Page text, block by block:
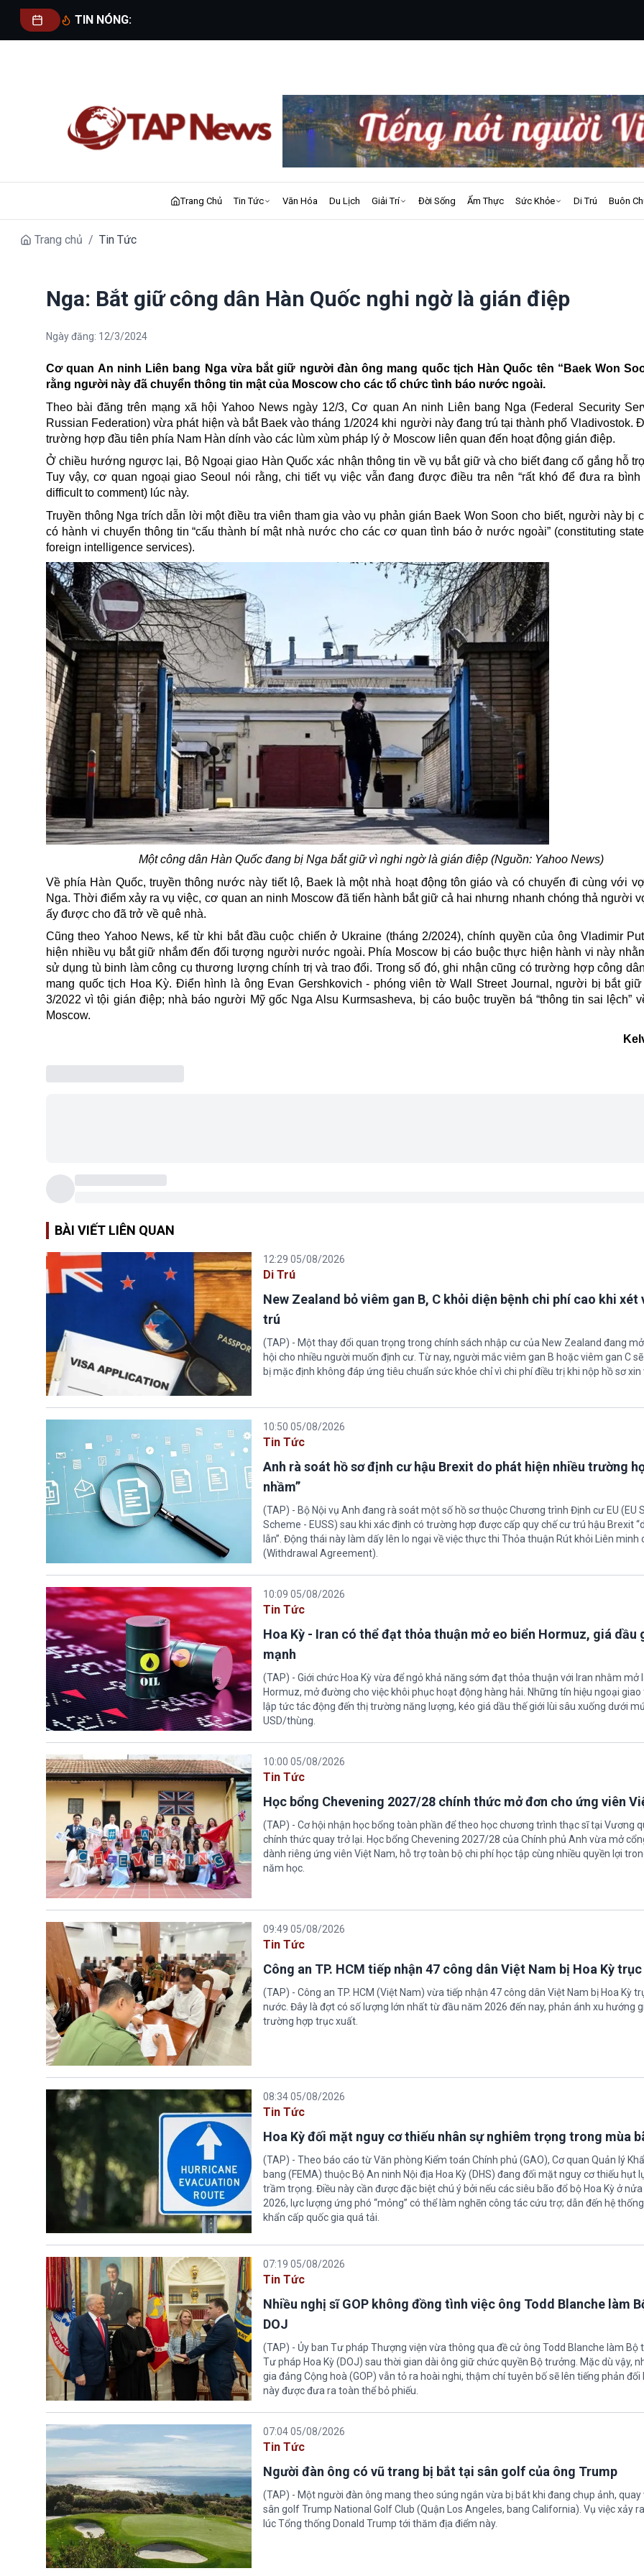
TIN NÓNG:
Trang Chủ Tin Tức Văn Hóa Du Lịch Giải Trí Đời Sống Ẩm Thực Sức Khỏe Di Trú Buôn
Trang chủ / Tin Tức
Nga: Bắt giữ công dân Hàn Quốc nghi ngờ là gián điệp
Ngày đăng: 12/3/2024
Cơ quan An ninh Liên bang Ngavừa bắt giữ người đàn ông mang quốc tịch Hàn Quốc tên “ Baek Won
rằng người này đã chuyển thông tin mật của Moscow cho các tổ chức tình báo nước ngoài.
Theo bài đăng trên mạng xã hội Yahoo News ngày 12/3, Cơ quan An ninh Liên bang Nga (Federal Security
Russian Federation) vừa phát hiện và bắt Baek vào tháng 1/2024 khi người này đang trú tại thành phố Vladivostok.
trường hợp đầu tiên phía Nam Hàn dính vào các lùm xùm pháp lý ở Moscow liên quan đến hoạt động gián điệp.
Ở chiều hướng ngược lại, Bộ Ngoại giao Hàn Quốc xác nhận thông tin về vụ bắt giữ và cho biết đang cố gắng hỗ
Tuy vậy, cơ quan ngoại giao Seoul nói rằng, chi tiết vụ việc vẫn đang được điều tra nên “rất khó để đưa ra bình
difficult to comment) lúc này.
Truyền thông Nga trích dẫn lời một điều tra viên tham gia vào vụ phản gián Baek Won Soon cho biết, người này bị
có hành vi chuyển thông tin “cấu thành bí mật nhà nước cho các cơ quan tình báo ở nước ngoài” (constituting
foreign intelligence services).
Một công dân Hàn Quốc đang bị Nga bắt giữ vì nghi ngờ là gián điệp (Nguồn: Yahoo News)
Về phía Hàn Quốc, truyền thông nước này tiết lộ, Baek là một nhà hoạt động tôn giáo và có chuyến đi cùng với
Nga. Thời điểm xảy ra vụ việc, cơ quan an ninh Moscow đã tiến hành bắt giữ cả hai nhưng nhanh chóng thả người
ấy được cho đã trở về quê nhà.
Cũng theo Yahoo News, kể từ khi bắt đầu cuộc chiến ở Ukraine (tháng 2/2024), chính quyền của ông Vladimir
hiện nhiều vụ bắt giữ nhắm đến đối tượng người nước ngoài. Phía Moscow bị cáo buộc thực hiện hành vi này
sử dụng tù binh làm công cụ thương lượng chính trị và trao đổi. Trong số đó, ghi nhận cũng có trường hợp công
mang quốc tịch Hoa Kỳ. Điển hình là ông Evan Gershkovich - phóng viên tờ Wall Street Journal, người bị bắt giữ
3/2022 vì tội gián điệp; nhà báo người Mỹ gốc Nga Alsu Kurmsasheva, bị cáo buộc truyền bá “thông tin sai lệch”
Moscow.
BÀI VIẾT LIÊN QUAN
12:29 05/08/2026
Di Trú
New Zealand bỏ viêm gan B, C khỏi diện bệnh chi phí cao khi xét
trú
(TAP) - Một thay đổi quan trọng trong chính sách nhập cư của New Zealand đang
hội cho nhiều người muốn định cư. Từ nay, người mắc viêm gan B hoặc viêm gan C
bị mặc định không đáp ứng tiêu chuẩn sức khỏe chỉ vì chi phí điều trị khi nộp hồ sơ xin
10:50 05/08/2026
Tin Tức
Anh rà soát hồ sơ định cư hậu Brexit do phát hiện nhiều trường
nhầm”
(TAP) - Bộ Nội vụ Anh đang rà soát một số hồ sơ thuộc Chương trình Định cư EU (EU
Scheme - EUSS) sau khi xác định có trường hợp được cấp quy chế cư trú hậu Brexit
lẫn”. Động thái này làm dấy lên lo ngại về việc thực thi Thỏa thuận Rút khỏi Liên minh
(Withdrawal Agreement).
10:09 05/08/2026
Tin Tức
Hoa Kỳ - Iran có thể đạt thỏa thuận mở eo biển Hormuz, giá dầu
mạnh
(TAP) - Giới chức Hoa Kỳ vừa để ngỏ khả năng sớm đạt thỏa thuận với Iran nhằm mở
Hormuz, mở đường cho việc khôi phục hoạt động hàng hải. Những tín hiệu ngoại
lập tức tác động đến thị trường năng lượng, kéo giá dầu thế giới lùi sâu xuống dưới
USD/thùng.
10:00 05/08/2026
Tin Tức
Học bổng Chevening 2027/28 chính thức mở đơn cho ứng viên
(TAP) - Cơ hội nhận học bổng toàn phần để theo học chương trình thạc sĩ tại Vương
chính thức quay trở lại. Học bổng Chevening 2027/28 của Chính phủ Anh vừa mở
dành riêng ứng viên Việt Nam, hỗ trợ toàn bộ chi phí học tập cùng nhiều quyền lợi
năm học.
09:49 05/08/2026
Tin Tức
Công an TP. HCM tiếp nhận 47 công dân Việt Nam bị Hoa Kỳ
(TAP) - Công an TP. HCM (Việt Nam) vừa tiếp nhận 47 công dân Việt Nam bị Hoa Kỳ
nước. Đây là đợt có số lượng lớn nhất từ đầu năm 2026 đến nay, phản ánh xu hướng
trường hợp trục xuất.
08:34 05/08/2026
Tin Tức
Hoa Kỳ đối mặt nguy cơ thiếu nhân sự nghiêm trọng trong mùa
(TAP) - Theo báo cáo từ Văn phòng Kiểm toán Chính phủ (GAO), Cơ quan Quản lý
bang (FEMA) thuộc Bộ An ninh Nội địa Hoa Kỳ (DHS) đang đối mặt nguy cơ thiếu hụt lực lượng
trầm trọng. Điều này cần được đặc biệt chú ý bởi nếu các siêu bão đổ bộ Hoa Kỳ ở
2026, lực lượng ứng phó “mỏng” có thể làm nghẽn công tác cứu trợ; dẫn đến hệ
khẩn cấp quốc gia quá tải.
07:19 05/08/2026
Tin Tức
Nhiều nghị sĩ GOP không đồng tình việc ông Todd Blanche làm
DOJ
(TAP) - Ủy ban Tư pháp Thượng viện vừa thông qua đề cử ông Todd Blanche làm Bộ
Tư pháp Hoa Kỳ (DOJ) sau thời gian dài ông giữ chức quyền Bộ trưởng. Mặc dù vậy,
gia đảng Cộng hoà (GOP) vẫn tỏ ra hoài nghi, thậm chí tuyên bố sẽ lên tiếng phản đối
này được đưa ra toàn thể bỏ phiếu.
07:04 05/08/2026
Tin Tức
Người đàn ông có vũ trang bị bắt tại sân golf của ông Trump
(TAP) - Một người đàn ông mang theo súng ngắn vừa bị bắt khi đang chụp ảnh, quay
sân golf Trump National Golf Club (Quận Los Angeles, bang California). Vụ việc xảy
lúc Tổng thống Donald Trump tới thăm địa điểm này.